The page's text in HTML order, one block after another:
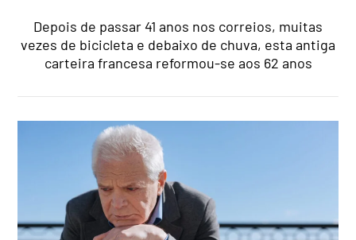
Depois de passar 41 anos nos correios, muitas
vezes de bicicleta e debaixo de chuva, esta antiga
carteira francesa reformou-se aos 62 anos